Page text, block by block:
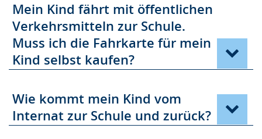
Mein Kind fährt mit öffentlichen
Verkehrsmitteln zur Schule.
Muss ich die Fahrkarte für mein
Kind selbst kaufen?
Wie kommt mein Kind vom
Internat zur Schule und zurück?